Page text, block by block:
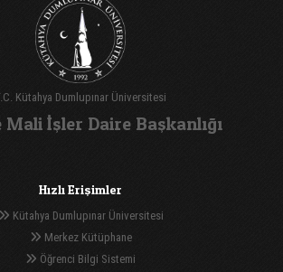
Kütahya Dumlupınar Üniversitesi
İşler Daire Başkanlığı
Hızlı Erişimler
Kütahya Dumlupınar Üniversitesi
Merkez Kütüphane
Öğrenci Bilgi Sistemi